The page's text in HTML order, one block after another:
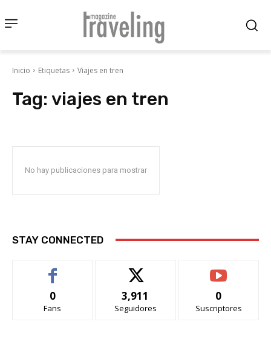
Inicio Etiquetas Viajes en tren
Tag: viajes en tren
No hay publicaciones para mostrar
STAY CONNECTED
0
Fans
3,911
Seguidores
0
Suscriptores